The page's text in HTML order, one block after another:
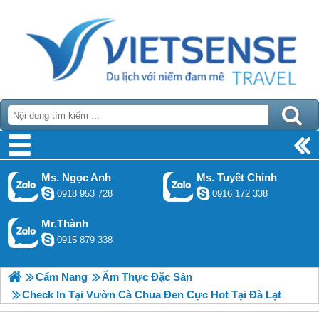
Ms. Ngọc Anh
0918 953 728
Ms. Tuyết Chinh
0916 172 338
Mr.Thành
0915 879 338
Cẩm Nang
Ẩm Thực Đặc Sản
Check In Tại Vườn Cà Chua Đen Cực Hot Tại Đà Lạt